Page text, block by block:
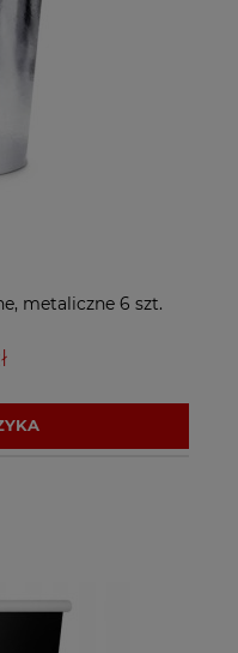
metaliczne 6 szt.